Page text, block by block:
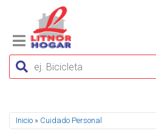
Se encuentra usted aquí
Inicio » Cuidado Personal